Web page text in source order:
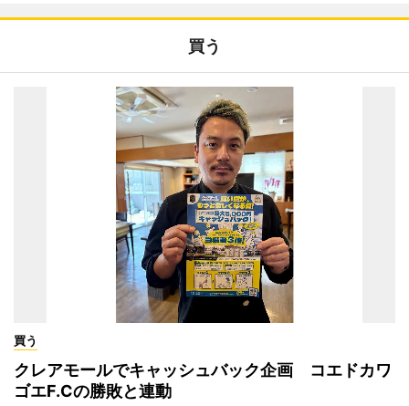
買う
買う
クレアモールでキャッシュバック企画 コエドカワ
ゴエF.Cの勝敗と連動